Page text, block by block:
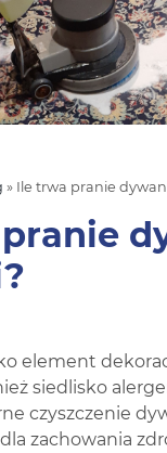
» Ile trwa pranie
element
siedlisko
czyszczenie
zachowania